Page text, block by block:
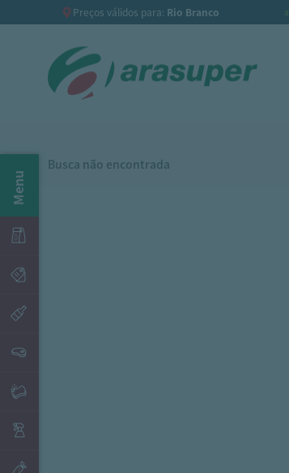
Preços válidos para: Rio Branco
Menu
Busca não encontrada